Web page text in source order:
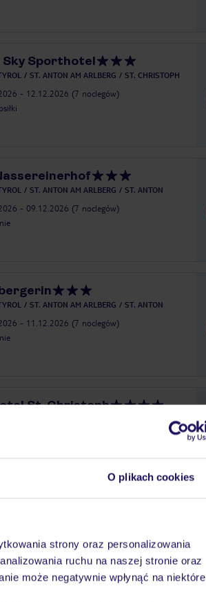
O plikach cookies
strony oraz personalizowania
ruchu na naszej stronie oraz
może negatywnie wpłynąć na niektóre
Sporthotel
ST. ANTON AM ARLBERG ST. CHRISTOPH
- 12.12.2026 (7 noclegów)
ST. ANTON AM ARLBERG ST. ANTON
- 09.12.2026 (7 noclegów)
ST. ANTON AM ARLBERG ST. ANTON
- 11.12.2026 (7 noclegów)
St. Christoph
ST. CHRISTOPH
Skiwelt-Ellmau-Hopfgarten Narty
Narty
Fendels-Ried Narty